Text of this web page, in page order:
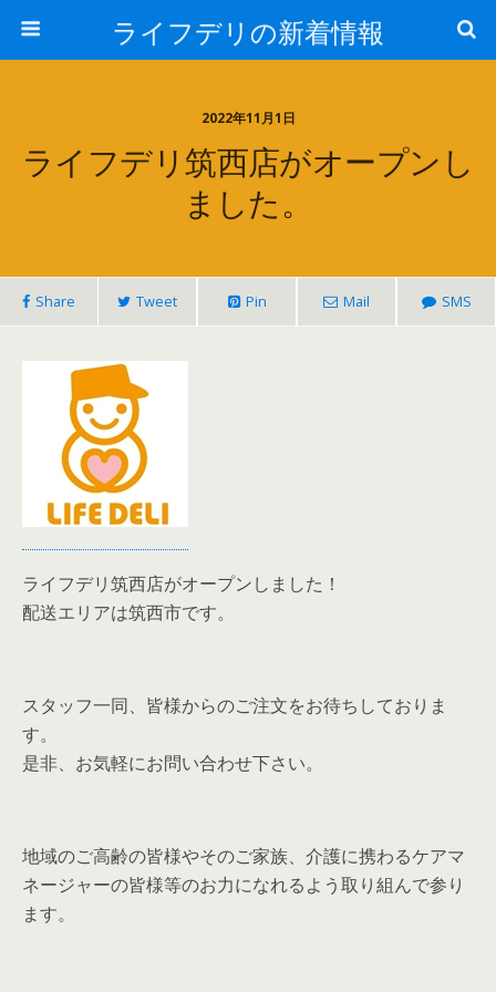
ライフデリの新着情報
2022年11月1日
ライフデリ筑西店がオープンし
ました。
Share Tweet Pin Mail SMS
ライフデリ筑西店がオープンしました！
配送エリアは筑西市です。
スタッフ一同、皆様からのご注文をお待ちしておりま
す。
是非、お気軽にお問い合わせ下さい。
地域のご高齢の皆様やそのご家族、介護に携わるケアマ
ネージャーの皆様等のお力になれるよう取り組んで参り
ます。